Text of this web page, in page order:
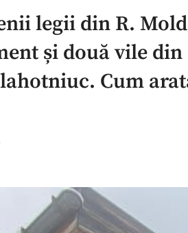
legii din R.
și două vile
Cum